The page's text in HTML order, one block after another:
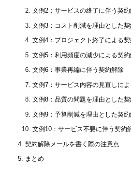
文例2：サービスの終了に伴う契
文例3：コスト削減を理由とした
文例4：プロジェクト終了による
文例5：利用頻度の減少による契
文例6：事業再編に伴う契約解除
文例7：サービス内容の見直しに
文例8：品質の問題を理由とした
文例9：予算削減を理由とした契
文例10：サービス不要に伴う契約
契約解除メールを書く際の注意点
まとめ